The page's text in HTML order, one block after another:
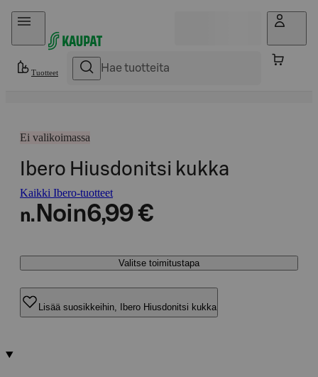
Hyppää sisältöön
Tuotteet
Ei valikoimassa
Ibero Hiusdonitsi kukka
Kaikki Ibero-tuotteet
n. Noin6,99 €
Valitse toimitustapa
Lisää suosikkeihin, Ibero Hiusdonitsi kukka